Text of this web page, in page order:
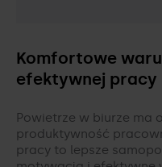
Komfortowe
efektywnej pracy
Powietrze w biurze ma
produktywność
pracy to lepsze